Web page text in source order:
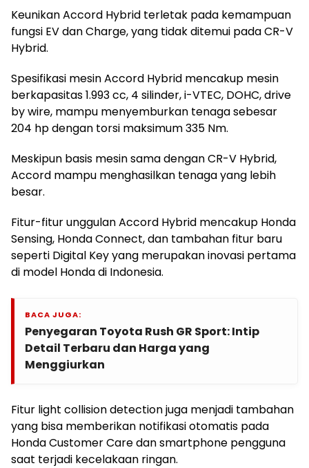
Keunikan Accord Hybrid terletak pada kemampuan
fungsi EV dan Charge, yang tidak ditemui pada CR-V
Hybrid.
Spesifikasi mesin Accord Hybrid mencakup mesin
berkapasitas 1.993 cc, 4 silinder, i-VTEC, DOHC, drive
by wire, mampu menyemburkan tenaga sebesar
204 hp dengan torsi maksimum 335 Nm.
Meskipun basis mesin sama dengan CR-V Hybrid,
Accord mampu menghasilkan tenaga yang lebih
besar.
Fitur-fitur unggulan Accord Hybrid mencakup Honda
Sensing, Honda Connect, dan tambahan fitur baru
seperti Digital Key yang merupakan inovasi pertama
di model Honda di Indonesia.
BACA JUGA:
Penyegaran Toyota Rush GR Sport: Intip
Detail Terbaru dan Harga yang
Menggiurkan
Fitur light collision detection juga menjadi tambahan
yang bisa memberikan notifikasi otomatis pada
Honda Customer Care dan smartphone pengguna
saat terjadi kecelakaan ringan.